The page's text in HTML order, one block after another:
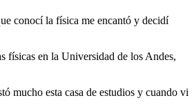
conocí la física me encantó y decidí
físicas en la Universidad de los Andes,
mucho esta casa de estudios y cuando vi